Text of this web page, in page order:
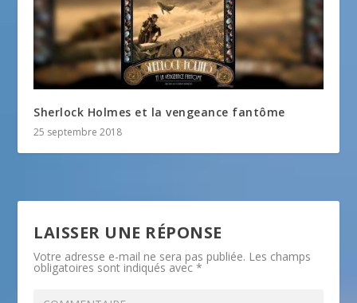
Sherlock Holmes et la vengeance fantôme
25 septembre 2018
LAISSER UNE RÉPONSE
Votre adresse e-mail ne sera pas publiée. Les champs
obligatoires sont indiqués avec*